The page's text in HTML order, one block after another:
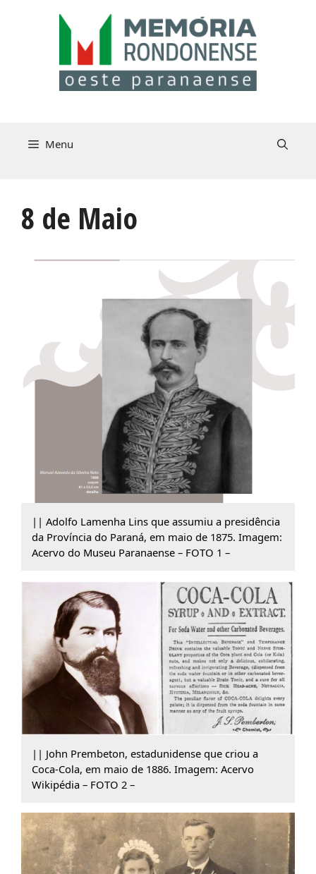
Menu
8 de Maio
|| Adolfo Lamenha Lins que assumiu a presidência
da Província do Paraná, em maio de 1875. Imagem:
Acervo do Museu Paranaense – FOTO 1 –
|| John Prembeton, estadunidense que criou a
Coca-Cola, em maio de 1886. Imagem: Acervo
Wikipédia – FOTO 2 –